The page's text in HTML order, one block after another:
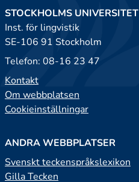
STOCKHOLMS UNIVERSITET
Inst. för lingvistik
SE-106 91 Stockholm
Telefon: 08-16 23 47
Kontakt
Om webbplatsen
Cookieinställningar
ANDRA WEBBPLATSER
Svenskt teckenspråkslexikon
Gilla Tecken